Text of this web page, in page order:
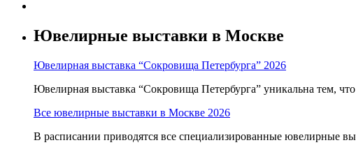
Ювелирные выставки в Москве
Ювелирная выставка “Сокровища Петербурга” 2026
Ювелирная выставка “Сокровища Петербурга” уникальна тем,
Все ювелирные выставки в Москве 2026
В расписании приводятся все специализированные ювелирные